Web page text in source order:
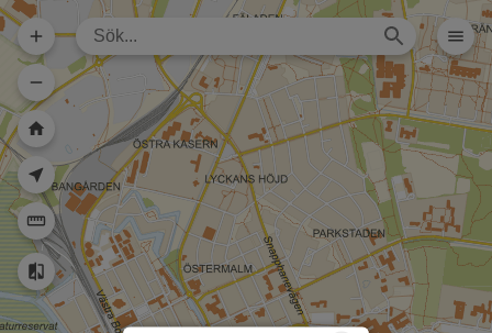
Dela karta (lång
url)
Dela karta
Skriv ut
Om kartan
Kristianstad
Rita